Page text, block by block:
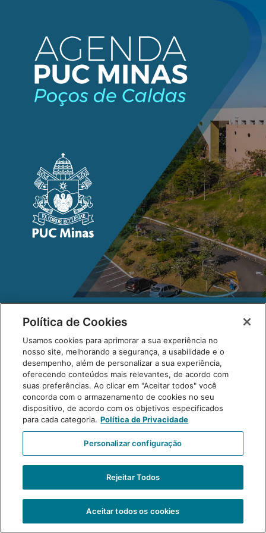
Política de Cookies
Usamos cookies para aprimorar a sua experiência no
nosso site, melhorando a segurança, a usabilidade e o
desempenho, além de personalizar a sua experiência,
oferecendo conteúdos mais relevantes, de acordo com
suas preferências. Ao clicar em "Aceitar todos" você
concorda com o armazenamento de cookies no seu
dispositivo, de acordo com os objetivos especificados
para cada categoria. Política de Privacidade
Personalizar configuração
Rejeitar Todos
Aceitar todos os cookies